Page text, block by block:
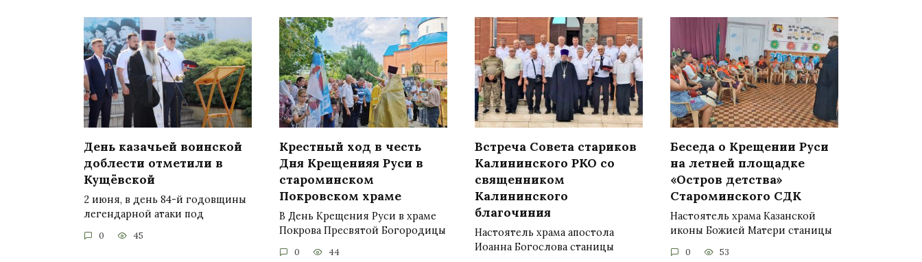
День казачьей воинской
доблести отметили в
Кущёвской
2 июня, в день 84-й годовщины
легендарной атаки под
0 45
Крестный ход в честь
Дня Крещенияя Руси в
староминском
Покровском храме
В День Крещения Руси в храме
Покрова Пресвятой Богородицы
0 44
Встреча Совета стариков
Калининского РКО со
священником
Калининского
благочиния
Настоятель храма апостола
Иоанна Богослова станицы
Беседа о Крещении Руси
на летней площадке
«Остров детства»
Староминского СДК
Настоятель храма Казанской
иконы Божией Матери станицы
0 53